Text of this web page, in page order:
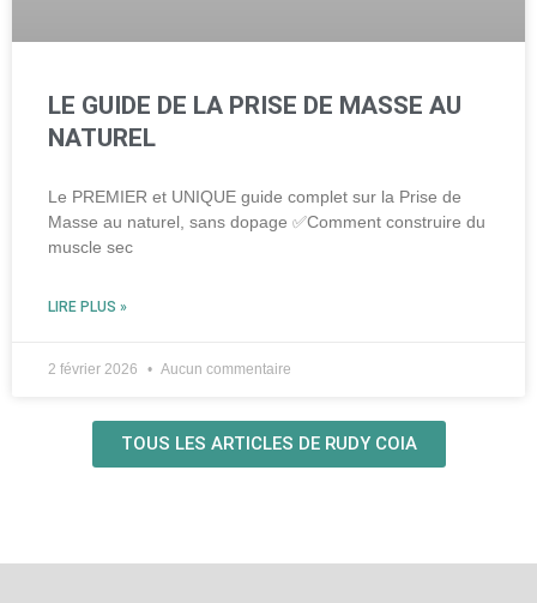
LE GUIDE DE LA PRISE DE MASSE AU
NATUREL
Le PREMIER et UNIQUE guide complet sur la Prise de
Masse au naturel, sans dopage ✅Comment construire du
muscle sec
LIRE PLUS »
2 février 2026 Aucun commentaire
TOUS LES ARTICLES DE RUDY COIA